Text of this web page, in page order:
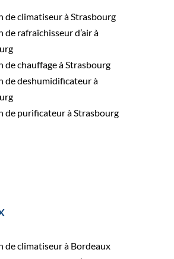
de climatiseur à Strasbourg
de rafraîchisseur d’air à
de chauffage à Strasbourg
de deshumidificateur à
de purificateur à Strasbourg
de climatiseur à Bordeaux